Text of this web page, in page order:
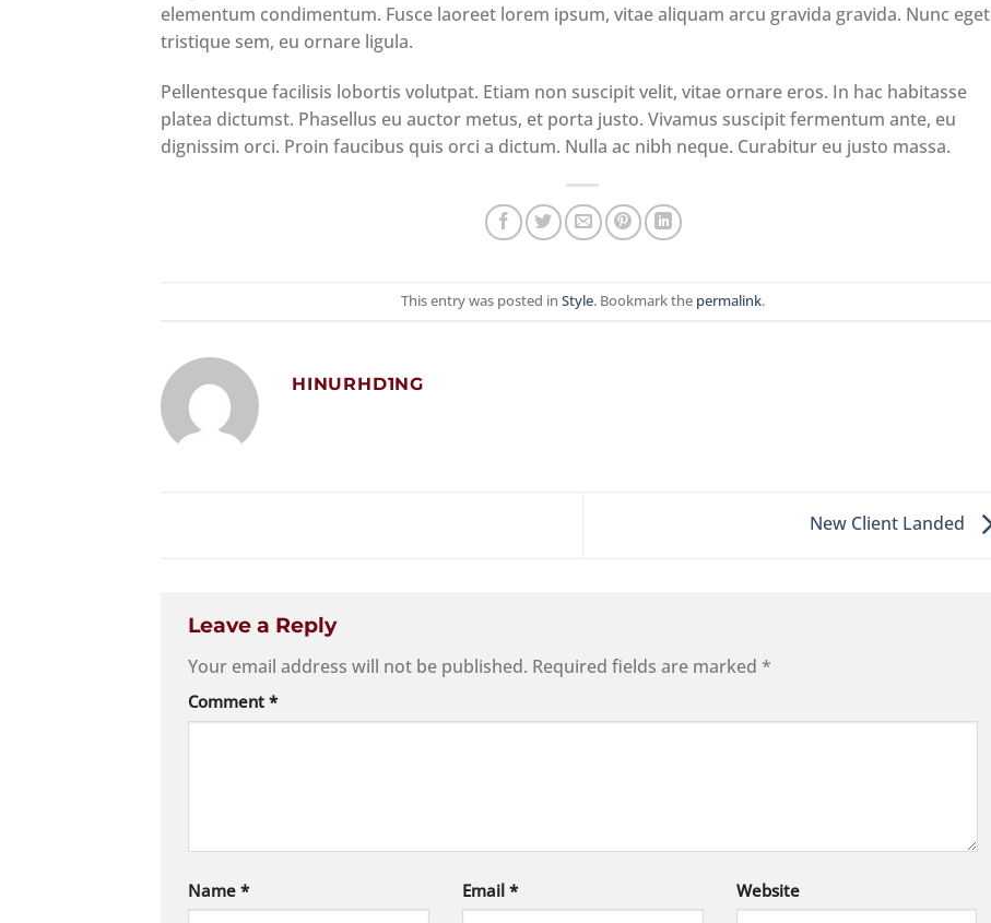
elementum condimentum. Fusce laoreet lorem ipsum, vitae aliquam arcu gravida gravida. Nunc eget
tristique sem, eu ornare ligula.
Pellentesque facilisis lobortis volutpat. Etiam non suscipit velit, vitae ornare eros. In hac habitasse
platea dictumst. Phasellus eu auctor metus, et porta justo. Vivamus suscipit fermentum ante, eu
dignissim orci. Proin faucibus quis orci a dictum. Nulla ac nibh neque. Curabitur eu justo massa.
This entry was posted in Style. Bookmark the permalink.
HINURHD1NG
New Client Landed
Leave a Reply
Your email address will not be published. Required fields are marked *
Comment *
Name * Email * Website